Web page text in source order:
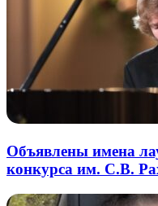
Объявлены имена
конкурса им. С.В.